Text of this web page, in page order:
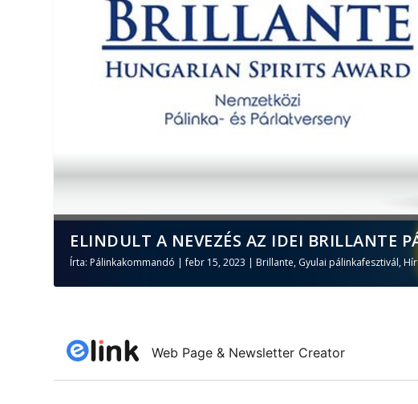
ELINDULT A NEVEZÉS AZ IDEI BRILLANTE
Írta: Pálinkakommandó |febr 15, 2023 | Brillante, Gyulai pálinkafesztivál,